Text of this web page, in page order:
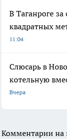
В Таганроге
квадратных
11:04
Слюсарь в
котельную
Вчера
Комментарии на